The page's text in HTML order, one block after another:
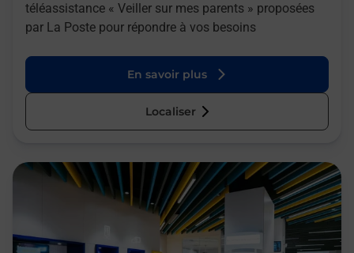
téléassistance « Veiller sur mes parents » proposées
par La Poste pour répondre à vos besoins
En savoir plus
Localiser